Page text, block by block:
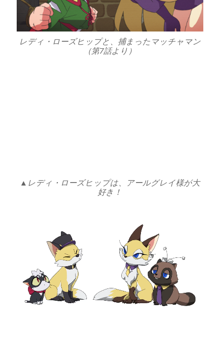
レディ・ローズヒップと、捕まったマッチャマン
（第7話より）
▲レディ・ローズヒップは、アールグレイ様が大
好き！